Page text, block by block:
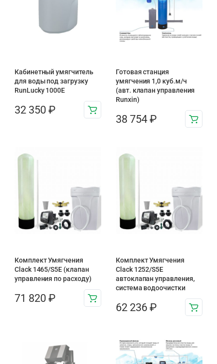
Кабинетный умягчитель
для воды под загрузку
RunLucky 1000Е
32 350 ₽
Готовая станция
умягчения 1,0 куб.м/ч
(авт. клапан управления
Runxin)
38 754 ₽
Комплект Умягчения
Clack 1465/S5E (клапан
управления по расходу)
71 820 ₽
Комплект Умягчения
Clack 1252/S5E
автоклапан управления,
система водоочистки
62 236 ₽